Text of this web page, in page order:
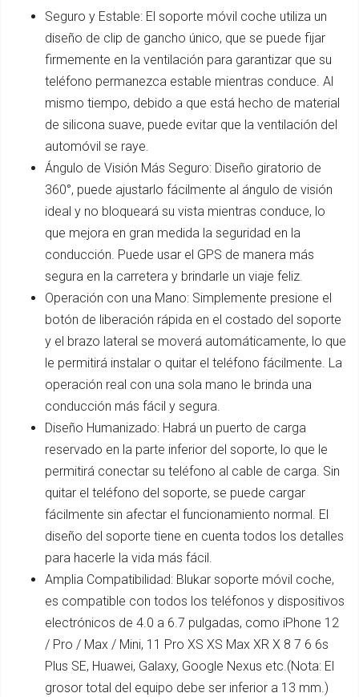
Seguro y Estable: El soporte móvil coche utiliza un
diseño de clip de gancho único, que se puede fijar
firmemente en la ventilación para garantizar que su
teléfono permanezca estable mientras conduce. Al
mismo tiempo, debido a que está hecho de material
de silicona suave, puede evitar que la ventilación del
automóvil se raye.
Ángulo de Visión Más Seguro: Diseño giratorio de
360°, puede ajustarlo fácilmente al ángulo de visión
ideal y no bloqueará su vista mientras conduce, lo
que mejora en gran medida la seguridad en la
conducción. Puede usar el GPS de manera más
segura en la carretera y brindarle un viaje feliz.
Operación con una Mano: Simplemente presione el
botón de liberación rápida en el costado del soporte
y el brazo lateral se moverá automáticamente, lo que
le permitirá instalar o quitar el teléfono fácilmente. La
operación real con una sola mano le brinda una
conducción más fácil y segura.
Diseño Humanizado: Habrá un puerto de carga
reservado en la parte inferior del soporte, lo que le
permitirá conectar su teléfono al cable de carga. Sin
quitar el teléfono del soporte, se puede cargar
fácilmente sin afectar el funcionamiento normal. El
diseño del soporte tiene en cuenta todos los detalles
para hacerle la vida más fácil.
Amplia Compatibilidad: Blukar soporte móvil coche,
es compatible con todos los teléfonos y dispositivos
electrónicos de 4.0 a 6.7 pulgadas, como iPhone 12
/ Pro / Max / Mini, 11 Pro XS XS Max XR X 8 7 6 6s
Plus SE, Huawei, Galaxy, Google Nexus etc.(Nota: El
grosor total del equipo debe ser inferior a 13 mm.)